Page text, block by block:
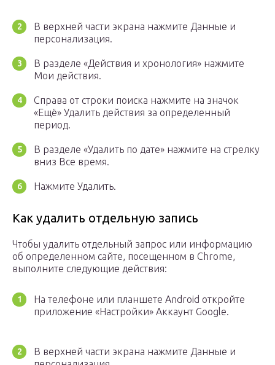
В верхней части экрана нажмите Данные и
персонализация.
В разделе «Действия и хронология» нажмите
Мои действия.
Справа от строки поиска нажмите на значок
«Ещё» Удалить действия за определенный
период.
В разделе «Удалить по дате» нажмите на стрелку
вниз Все время.
Нажмите Удалить.
Как удалить отдельную запись
Чтобы удалить отдельный запрос или информацию
об определенном сайте, посещенном в Chrome,
выполните следующие действия:
На телефоне или планшете Android откройте
приложение «Настройки» Аккаунт Google.
В верхней части экрана нажмите Данные и